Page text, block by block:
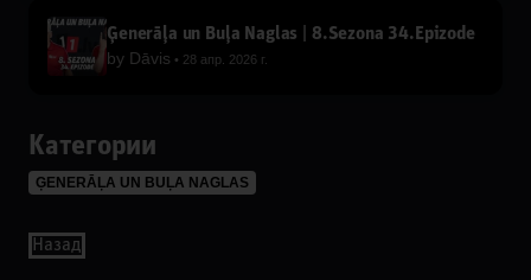
Ģenerāļa un Buļa Naglas | 8.Sezona 34.Epizode
by Dāvis 28 апр. 2026 г.
Категории
ĢENERĀĻA UN BUĻA NAGLAS
Назад